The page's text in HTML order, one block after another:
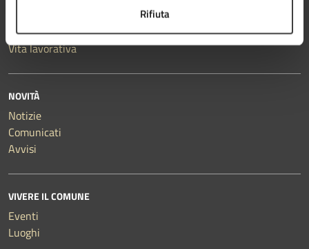
Rifiuta
Salute, benessere e assistenza
Tributi, finanze e contravvenzioni
Vita lavorativa
NOVITÀ
Notizie
Comunicati
Avvisi
VIVERE IL COMUNE
Eventi
Luoghi